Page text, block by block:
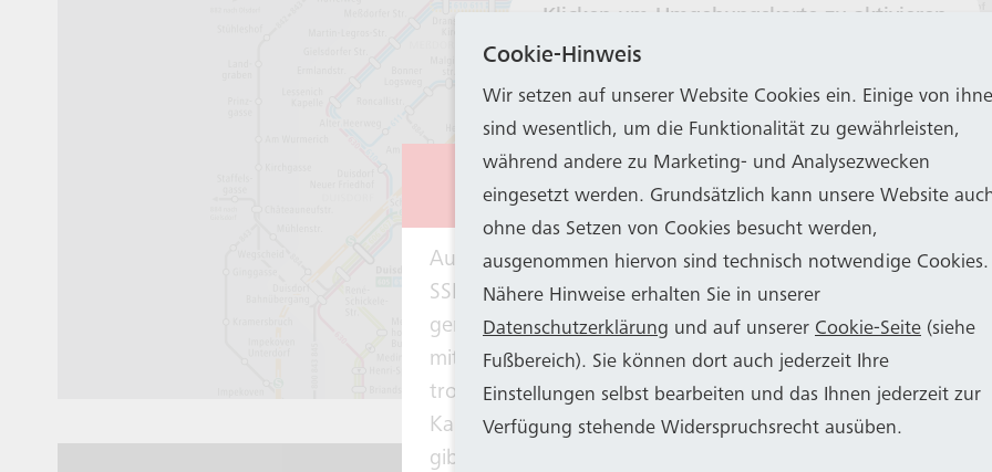
Klicken um Umgebungskarte zu aktivieren
Eingeschränkter Stadtbahnbetrieb
Aus betriebstechnischen Gründen haben SWB Bus und
SSB einen Großteil der Stadtbahn-Fahrzeuge aus dem
genommen. Die KVB unterstützt das Bonner
mit 14 Fahrzeugen. SWB Bus und Bahn weist darauf hin,
trotzdem vorübergehend auf allen Stadtbahnlinien weniger
Kapazitäten geben kann und bittet um Verständnis.
gibt es
Cookie-Hinweis
Wir setzen auf unserer Website Cookies ein. Einige von
sind wesentlich, um die Funktionalität zu gewährleisten,
während andere zu Marketing- und Analysezwecken
eingesetzt werden. Grundsätzlich kann unsere Website
ohne das Setzen von Cookies besucht werden,
ausgenommen hiervon sind technisch notwendige Cookies.
Nähere Hinweise erhalten Sie in unserer
Datenschutzerklärung und auf unserer Cookie-Seite (siehe
Fußbereich). Sie können dort auch jederzeit Ihre
Einstellungen selbst bearbeiten und das Ihnen jederzeit zur
Verfügung stehende Widerspruchsrecht ausüben.